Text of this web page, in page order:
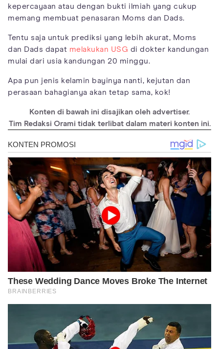
kepercayaan atau dengan bukti ilmiah yang cukup
memang membuat penasaran Moms dan Dads.
Tentu saja untuk prediksi yang lebih akurat, Moms
dan Dads dapat melakukan USG di dokter kandungan
mulai dari usia kandungan 20 minggu.
Apa pun jenis kelamin bayinya nanti, kejutan dan
perasaan bahagianya akan tetap sama, kok!
Konten di bawah ini disajikan oleh advertiser.
Tim Redaksi Orami tidak terlibat dalam materi konten ini.